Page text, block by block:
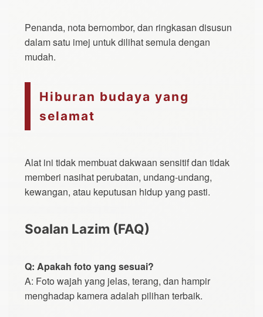
Penanda, nota bernombor, dan ringkasan disusun
dalam satu imej untuk dilihat semula dengan
mudah.
Hiburan budaya yang
selamat
Alat ini tidak membuat dakwaan sensitif dan tidak
memberi nasihat perubatan, undang-undang,
kewangan, atau keputusan hidup yang pasti.
Soalan Lazim (FAQ)
Q: Apakah foto yang sesuai?
A: Foto wajah yang jelas, terang, dan hampir
menghadap kamera adalah pilihan terbaik.